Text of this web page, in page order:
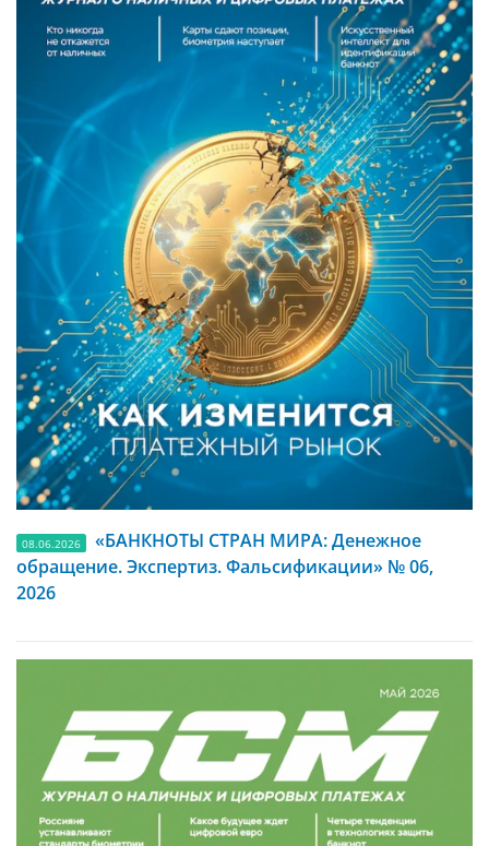
08.06.2026
«БАНКНОТЫ СТРАН МИРА: Денежное
обращение. Экспертиз. Фальсификации» № 06,
2026